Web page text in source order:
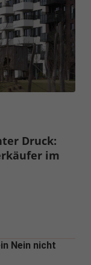
Druck:
im
Nein nicht